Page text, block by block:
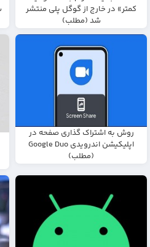
کمتر» در خارج از گوگل پلی منتشر
شد (مطلب)
روش به اشتراک گذاری صفحه در
اپلیکیشن اندرویدی Google Duo
(مطلب)